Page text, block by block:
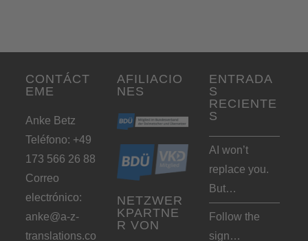
CONTÁCT
EME
Anke Betz
Teléfono: +49
173 566 26 88
Correo
electrónico:
anke@a-z-
translations.co
AFILIACIO
NES
NETZWER
KPARTNE
R VON
ENTRADA
S
RECIENTE
S
AI won’t
replace you.
But…
Follow the
sign…